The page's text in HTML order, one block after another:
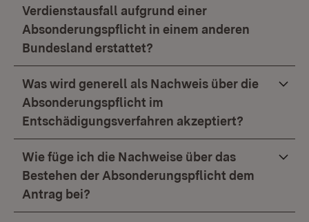
Verdienstausfall aufgrund einer
Absonderungspflicht in einem anderen
Bundesland erstattet?
Was wird generell als Nachweis über die
Absonderungspflicht im
Entschädigungsverfahren akzeptiert?
Wie füge ich die Nachweise über das
Bestehen der Absonderungspflicht dem
Antrag bei?